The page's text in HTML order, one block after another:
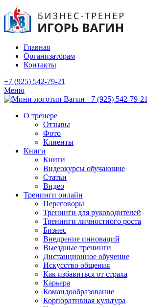
Главная
Организаторам
Контакты
+7 (925) 542-79-21
Меню
+7 (925) 542-79-21
О тренере
Отзывы
Фото
Клиенты
Книги
Книги
Видеокурсы обучающие
Статьи
Видео
Тренинги онлайн
Переговоры
Тренинги для руководителей
Тренинги личностного роста
Бизнес
Внедрение инноваций
Выездные тренинги
Дистанционное обучение
Искусство общения
Как избавиться от страха
Карьера
Командообразование
Корпоративная культура